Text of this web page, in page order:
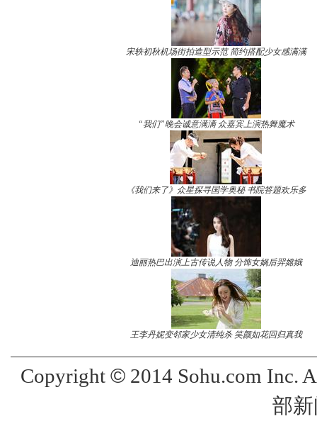
宋轶初秋机场街拍造型示范 简约搭配少女感满满
“我们”晚会诚意满满 众嘉宾上演热舞魔术
《我们来了》众星探寻国学奥秘 书院答题欢乐多
迪丽热巴出演上古传说人物 分饰女娲后羿嫦娥
王李丹妮变邻家少女清纯杀 笑颜如花回归真我
Copyright ©2014 Sohu.com Inc.
部